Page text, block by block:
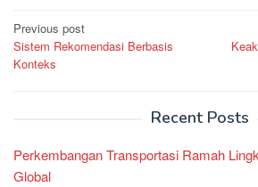
Post
navigation
Previous post
Sistem Rekomendasi Berbasis
Konteks
Recent Posts
Perkembangan Transportasi Ramah
Global